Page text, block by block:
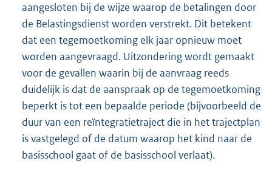
aangesloten bij de wijze waarop de betalingen door
de Belastingsdienst worden verstrekt. Dit betekent
dat een tegemoetkoming elk jaar opnieuw moet
worden aangevraagd. Uitzondering wordt gemaakt
voor de gevallen waarin bij de aanvraag reeds
duidelijk is dat de aanspraak op de tegemoetkoming
beperkt is tot een bepaalde periode (bijvoorbeeld de
duur van een reïntegratietraject die in het trajectplan
is vastgelegd of de datum waarop het kind naar de
basisschool gaat of de basisschool verlaat).